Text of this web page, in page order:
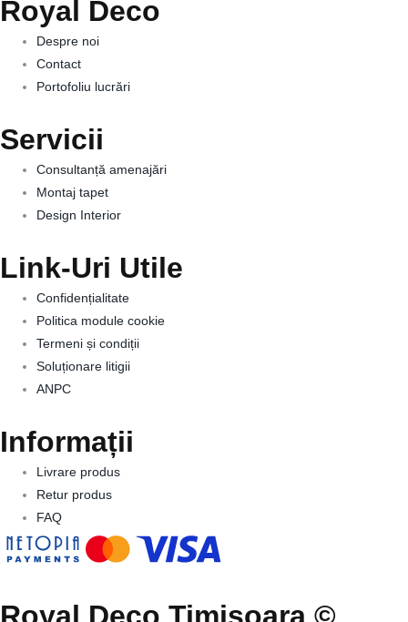
Royal Deco
Despre noi
Contact
Portofoliu lucrări
Servicii
Consultanță amenajări
Montaj tapet
Design Interior
Link-Uri Utile
Confidențialitate
Politica module cookie
Termeni și condiții
Soluționare litigii
ANPC
Informații
Livrare produs
Retur produs
FAQ
Royal Deco Timisoara ©